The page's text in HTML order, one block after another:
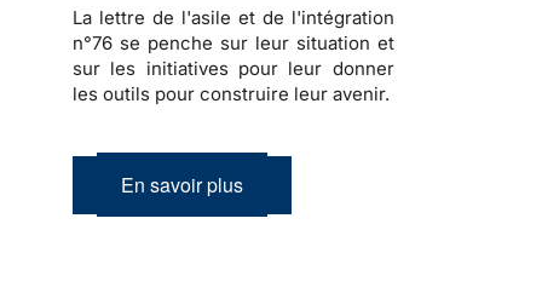
La lettre de l'asile et de l'intégration
n°76 se penche sur leur situation et
sur les initiatives pour leur donner
les outils pour construire leur avenir.
En savoir plus